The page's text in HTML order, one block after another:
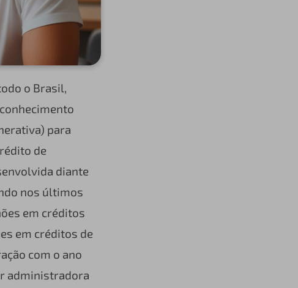
o Brasil,
para
de
diante
nos últimos
em créditos
em créditos de
com o ano
administradora